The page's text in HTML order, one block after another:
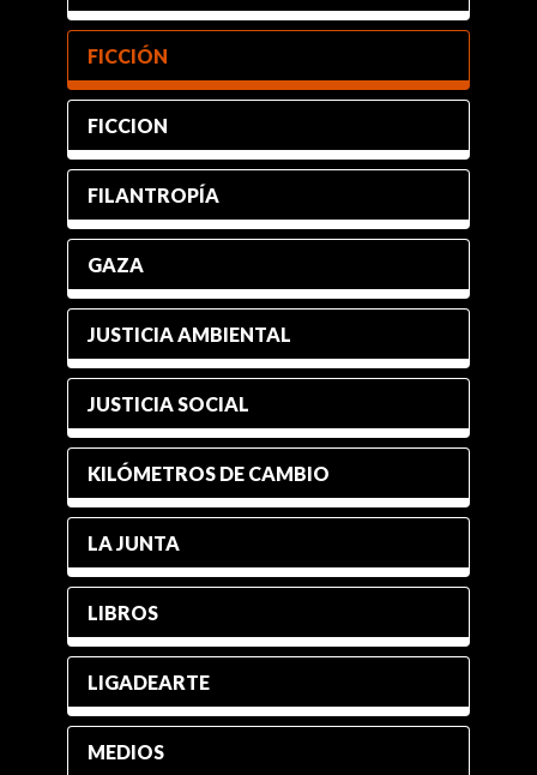
FICCIÓN
FICCION
FILANTROPÍA
GAZA
JUSTICIA AMBIENTAL
JUSTICIA SOCIAL
KILÓMETROS DE CAMBIO
LA JUNTA
LIBROS
LIGADEARTE
MEDIOS